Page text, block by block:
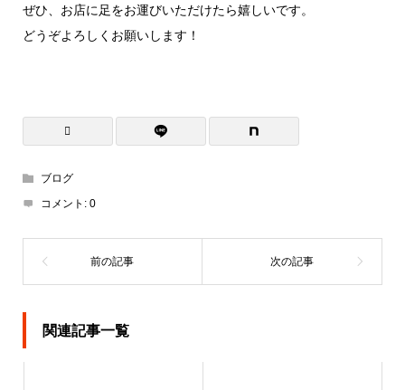
ぜひ、お店に足をお運びいただけたら嬉しいです。
どうぞよろしくお願いします！
ブログ
コメント: 0
関連記事一覧